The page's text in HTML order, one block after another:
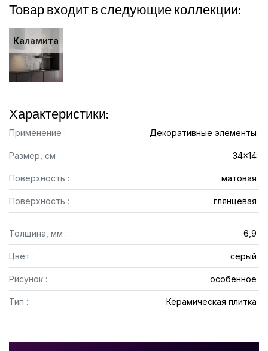
Товар входит в следующие коллекции:
Каламита
Характеристики:
Применение : Декоративные элементы
Размер, см : 34x14
Поверхность : матовая
Поверхность : глянцевая
Толщина, мм : 6,9
Цвет : серый
Рисунок : особенное
Тип : Керамическая плитка